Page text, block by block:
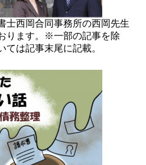
士西岡合同事務所の西岡先生
ります。※一部の記事を除
ては記事末尾に記載。